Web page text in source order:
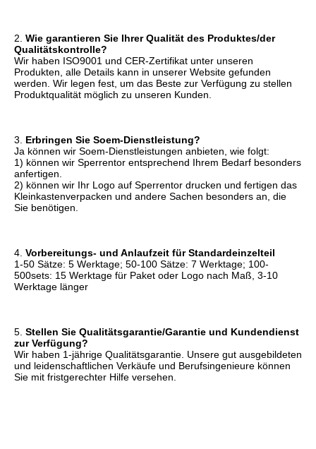
2. Wie garantieren Sie Ihrer Qualität des Produktes/der
Qualitätskontrolle?
Wir haben ISO9001 und CER-Zertifikat unter unseren
Produkten, alle Details kann in unserer Website gefunden
werden. Wir legen fest, um das Beste zur Verfügung zu stellen
Produktqualität möglich zu unseren Kunden.
3. Erbringen Sie Soem-Dienstleistung?
Ja können wir Soem-Dienstleistungen anbieten, wie folgt:
1) können wir Sperrentor entsprechend Ihrem Bedarf besonders
anfertigen.
2) können wir Ihr Logo auf Sperrentor drucken und fertigen das
Kleinkastenverpacken und andere Sachen besonders an, die
Sie benötigen.
4. Vorbereitungs- und Anlaufzeit für Standardeinzelteil
1-50 Sätze: 5 Werktage; 50-100 Sätze: 7 Werktage; 100-
500sets: 15 Werktage für Paket oder Logo nach Maß, 3-10
Werktage länger
5. Stellen Sie Qualitätsgarantie/Garantie und Kundendienst
zur Verfügung?
Wir haben 1-jährige Qualitätsgarantie. Unsere gut ausgebildeten
und leidenschaftlichen Verkäufe und Berufsingenieure können
Sie mit fristgerechter Hilfe versehen.